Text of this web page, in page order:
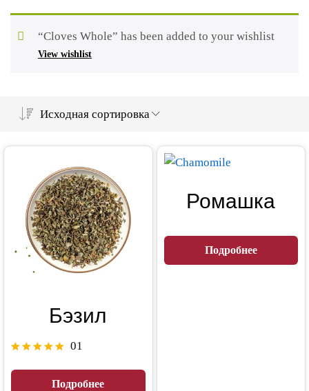
View wishlist
“Cloves Whole” has been added to your wishlist
Исходная сортировка
Бэзил
5.00
01
Подробнее
Ромашка
Подробнее